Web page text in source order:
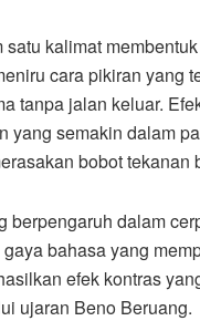
kalimat
cara pikiran yang
tanpa jalan keluar.
yang semakin dalam
bobot tekanan
berpengaruh dalam
bahasa yang
efek kontras
ujaran Beno Beruang.